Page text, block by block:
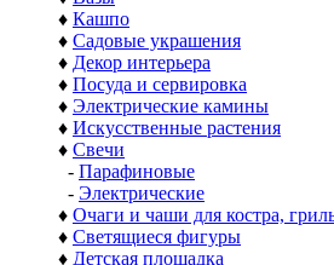
♦ Кашпо
♦ Садовые украшения
♦ Декор интерьера
♦ Посуда и сервировка
♦ Электрические камины
♦ Искусственные растения
♦ Свечи
- Парафиновые
- Электрические
♦ Очаги и чаши для костра,
♦ Светящиеся фигуры
♦ Детская площадка